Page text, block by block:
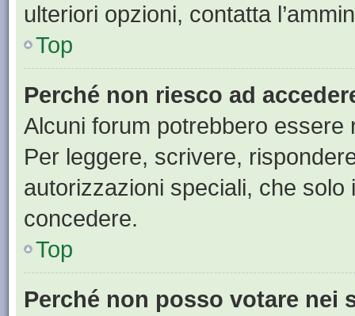
ulteriori opzioni, contatta
Top
Perché non riesco ad
Alcuni forum potrebbero
Per leggere, scrivere,
autorizzazioni speciali, che solo
concedere.
Top
Perché non posso votare nei